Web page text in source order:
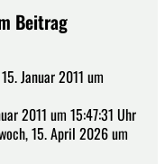
Beitrag
Januar 2011 um
2011 um 15:47:31 Uhr
15. April 2026 um